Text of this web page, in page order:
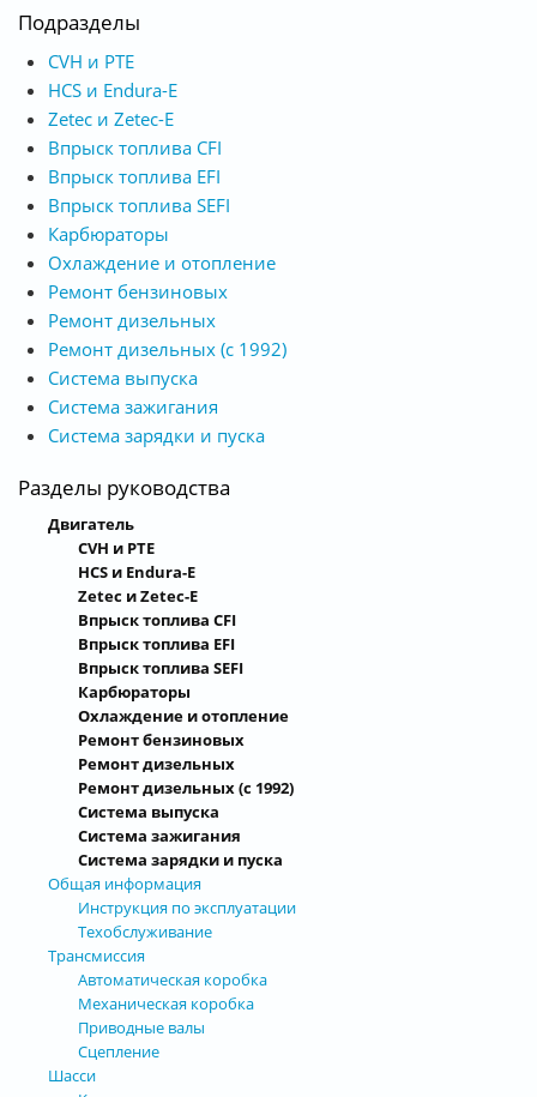
Подразделы
CVH и РТЕ
HCS и Endura-E
Zetec и Zetec-E
Впрыск топлива CFI
Впрыск топлива EFI
Впрыск топлива SEFI
Карбюраторы
Охлаждение и отопление
Ремонт бензиновых
Ремонт дизельных
Ремонт дизельных (с 1992)
Система выпуска
Система зажигания
Система зарядки и пуска
Разделы руководства
Двигатель
CVH и РТЕ
HCS и Endura-E
Zetec и Zetec-E
Впрыск топлива CFI
Впрыск топлива EFI
Впрыск топлива SEFI
Карбюраторы
Охлаждение и отопление
Ремонт бензиновых
Ремонт дизельных
Ремонт дизельных (с 1992)
Система выпуска
Система зажигания
Система зарядки и пуска
Общая информация
Инструкция по эксплуатации
Техобслуживание
Трансмиссия
Автоматическая коробка
Механическая коробка
Приводные валы
Сцепление
Шасси